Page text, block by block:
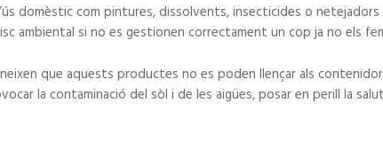
domèstic com pintures, dissolvents, insecticides o
ambiental si no es gestionen correctament un cop ja no els
que aquests productes no es poden llençar als
la contaminació del sòl i de les aigües, posar en perill la